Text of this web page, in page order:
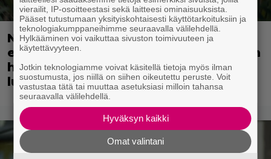
Nyt suoratoistona: 3 tähden scifileffa
ei ylitä edeltäjiään mutta ei myöskään
häpeä niiden seurassa – jatkoa on
luvassa
vierailit, IP-osoitteestasi sekä laitteesi ominaisuuksista.
Pääset tutustumaan yksityiskohtaisesti käyttötarkoituksiin ja
teknologiakumppaneihimme seuraavalla välilehdellä.
Hylkääminen voi vaikuttaa sivuston toimivuuteen ja
käytettävyyteen.
Jotkin teknologiamme voivat käsitellä tietoja myös ilman
suostumusta, jos niillä on siihen oikeutettu peruste. Voit
vastustaa tätä tai muuttaa asetuksiasi milloin tahansa
seuraavalla välilehdellä.
Hyväksyn kaikki
Omat valintani